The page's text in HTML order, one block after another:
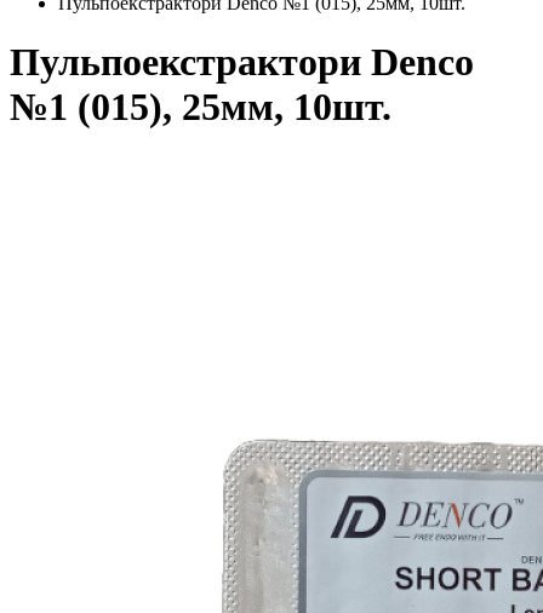
Пульпоекстрактори Denco
№1 (015), 25мм, 10шт.